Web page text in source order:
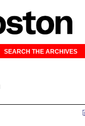
SEARCH THE ARCHIVES